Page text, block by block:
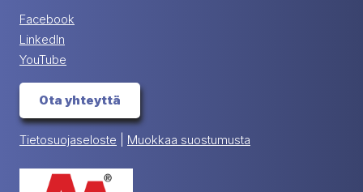
Facebook
LinkedIn
YouTube
Ota yhteyttä
Tietosuojaseloste Muokkaa suostumusta